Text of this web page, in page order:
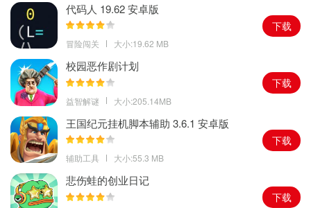
代码人 19.62 安卓版
冒险闯关 大小:19.62 MB
下载
校园恶作剧计划
益智解谜 大小:205.14MB
下载
王国纪元挂机脚本辅助 3.6.1 安卓版
辅助工具 大小:55.3 MB
下载
悲伤蛙的创业日记
下载